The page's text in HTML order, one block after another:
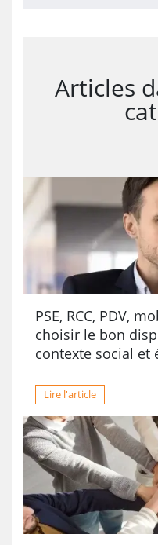
Articles
PSE, RCC, PDV,
choisir le bon
contexte social et
Lire l'article